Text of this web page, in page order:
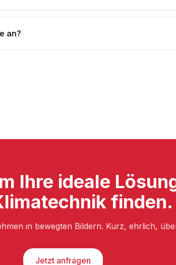
an?
Ihre ideale
finden.
in bewegten Bildern. Kurz, ehrlich,
Jetzt anfragen